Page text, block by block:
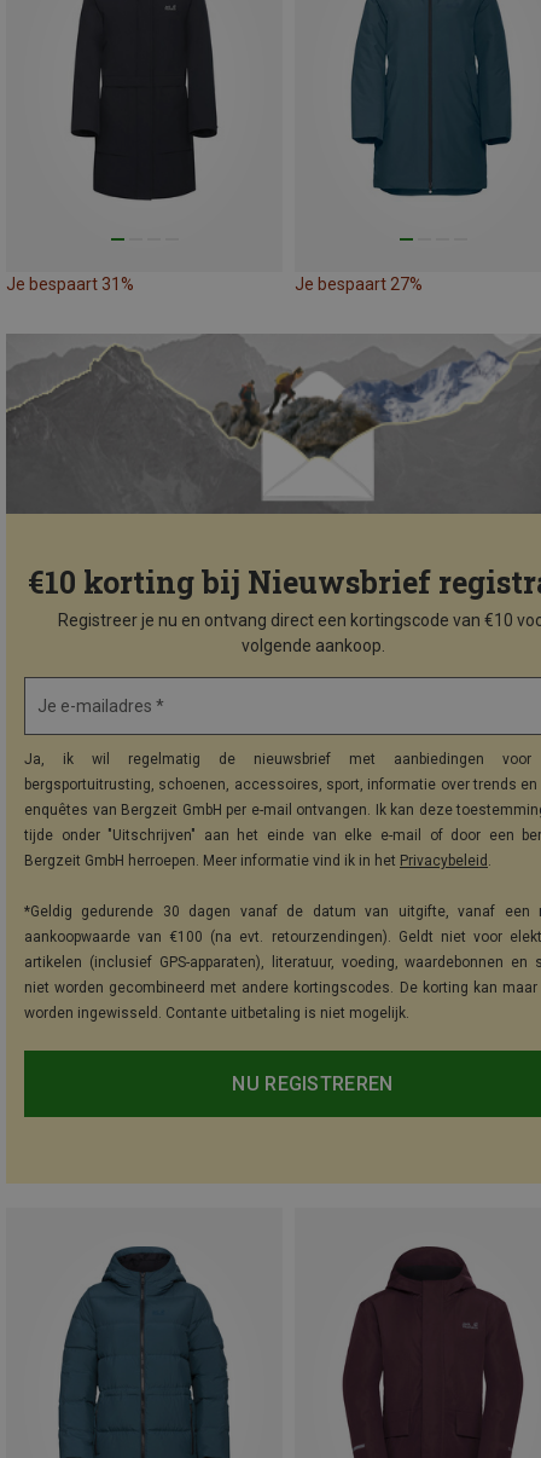
Je bespaart 31% Je bespaart 27%
€10 korting bij Nieuwsbrief
Registreer je nu en ontvang direct een kortingscode van €10
volgende aankoop.
Je e-mailadres *
Ja, ik wil regelmatig de nieuwsbrief met aanbiedingen voor
bergsportuitrusting, schoenen, accessoires, sport, informatie over trends
enquêtes van Bergzeit GmbH per e-mail ontvangen. Ik kan deze
tijde onder "Uitschrijven" aan het einde van elke e-mail of door een
Bergzeit GmbH herroepen. Meer informatie vind ik in het Privacybeleid .
*Geldig gedurende 30 dagen vanaf de datum van uitgifte, vanaf een
aankoopwaarde van €100 (na evt. retourzendingen). Geldt niet voor
artikelen (inclusief GPS-apparaten), literatuur, voeding, waardebonnen en
niet worden gecombineerd met andere kortingscodes. De korting kan maar
worden ingewisseld. Contante uitbetaling is niet mogelijk.
NU REGISTREREN